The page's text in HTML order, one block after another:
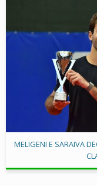
MELIGENI E SARAIVA